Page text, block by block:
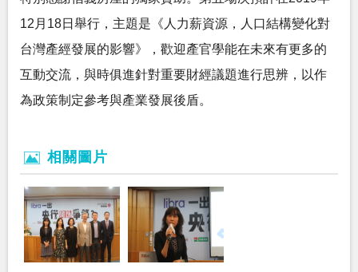
12月18日舉行，主題是《人力薪資源，人口結構變化對
台灣產經發展的影響》，歡迎產官學能在未來有更多的
互動交流，與時俱進針對重要財經議題進行思辨，以作
為政策制定參考與產業發展後盾。
相關圖片